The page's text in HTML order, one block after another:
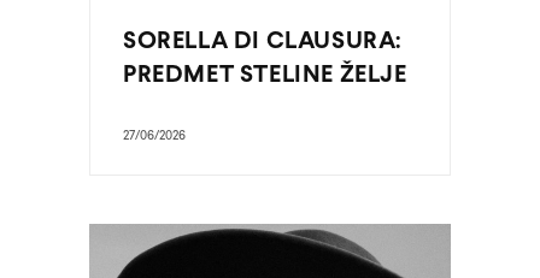
SORELLA DI CLAUSURA:
PREDMET STELINE ŽELJE
27/06/2026